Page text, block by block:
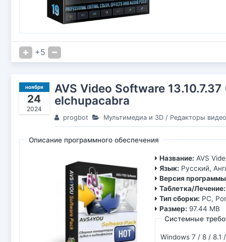
+5
ноября
24
2024
AVS Video Software
elchupacabra
progbot Мультимедиа и 3D/ Редакторы видео
Описание программного обеспечения
Название: AVS
Язык: Русский,
Версия
Таблетка/Лечение:
Тип сборки: PC,
Размер: 97.44 MB
Системные
Windows 7 / 8 / 8.1